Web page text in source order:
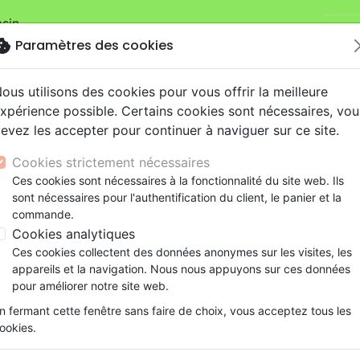
Je
sur la boutiqueLa Maison de la Bible Suisse
NouveautésBibles
Testaments
Etude biblique
NEG
Bandes dessinées
Souffrance, Relation d'aide
Santé
Événements actuels
Couple
Découverte de la foi
Souffrance, Relation d'aide
Psychologie
ans
Adolescents, jeunes
Latino, Folk
Soul
Rap, Hip-hop
Louange, Adoration
Hardrock, Métal
animés
conférences
Films, fiction
Jeux
Messie au cœur de la Pâque (Le)
Le Messie au cœur de la
Auteur :Ceil Rosen-Moishe Rosen
Référence OUR2051 EAN 9782889130511
Paramètres des cookies
utilisons des cookies pour vous offrir la meilleure
possible. Certains cookies sont nécessaires,
les accepter pour continuer à naviguer sur ce site.
Cookies strictement nécessaires
Ces cookies sont nécessaires à la fonctionnalité du site web. Ils
sont nécessaires pour l'authentification du client, le panier et la
commande.
Cookies analytiques
Ces cookies collectent des données anonymes sur les visites, les
appareils et la navigation. Nous nous appuyons sur ces données
pour améliorer notre site web.
fermant cette fenêtre sans faire de choix, vous acceptez tous les